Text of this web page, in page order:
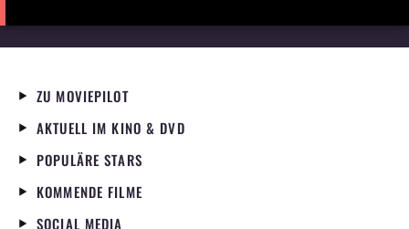
ZU MOVIEPILOT
AKTUELL IM KINO & DVD
POPULÄRE STARS
KOMMENDE FILME
SOCIAL MEDIA